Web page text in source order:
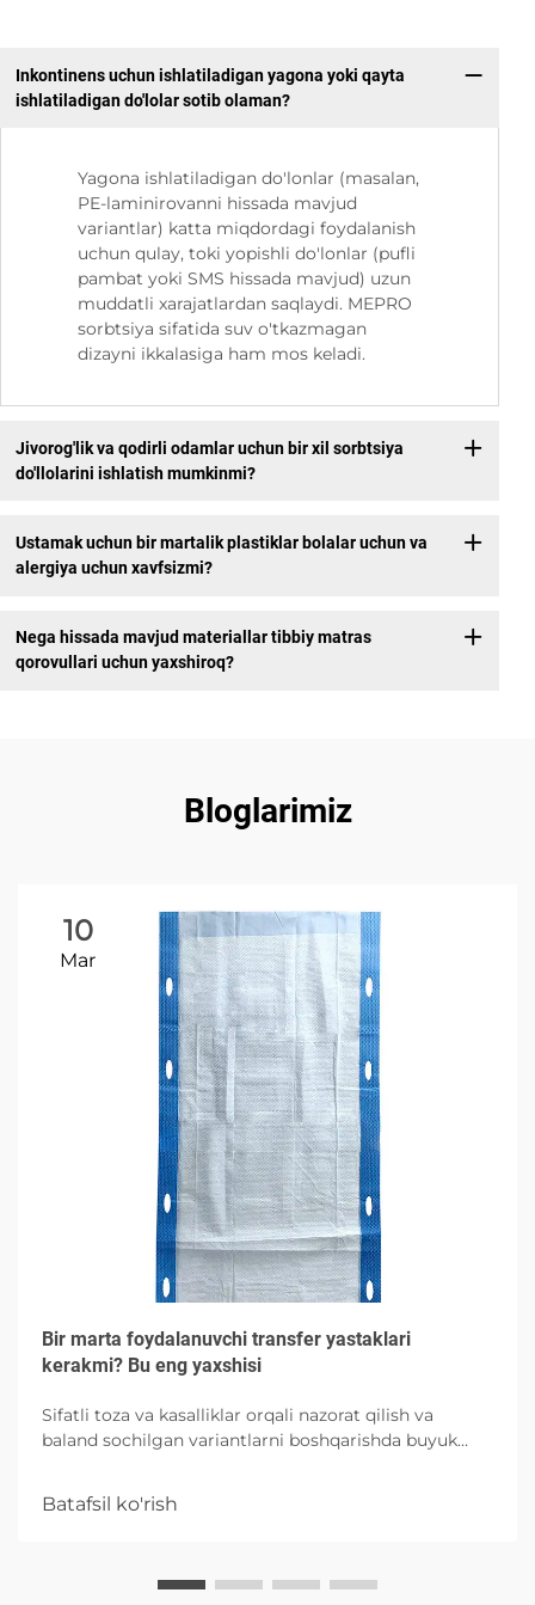
Inkontinens uchun ishlatiladigan yagona yoki qayta
ishlatiladigan do'lolar sotib olaman?
Yagona ishlatiladigan do'lonlar (masalan,
PE-laminirovanni hissada mavjud
variantlar) katta miqdordagi foydalanish
uchun qulay, toki yopishli do'lonlar (pufli
pambat yoki SMS hissada mavjud) uzun
muddatli xarajatlardan saqlaydi. MEPRO
sorbtsiya sifatida suv o'tkazmagan
dizayni ikkalasiga ham mos keladi.
Jivorog'lik va qodirli odamlar uchun bir xil sorbtsiya
do'llolarini ishlatish mumkinmi?
Ustamak uchun bir martalik plastiklar bolalar uchun va
alergiya uchun xavfsizmi?
Nega hissada mavjud materiallar tibbiy matras
qorovullari uchun yaxshiroq?
Bloglarimiz
10
Mar
Bir marta foydalanuvchi transfer yastaklari
kerakmi? Bu eng yaxshisi
Sifatli toza va kasalliklar orqali nazorat qilish va
baland sochilgan variantlarni boshqarishda buyuk
Batafsil ko'rish